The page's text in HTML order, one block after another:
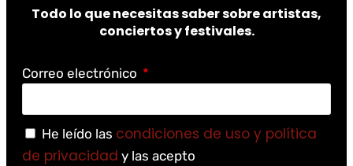
Todo lo que necesitas saber sobre artistas,
conciertos y festivales.
Correo electrónico
He leído las condiciones de uso y política
de privacidad y las acepto